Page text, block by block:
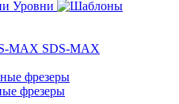
Уровни
SDS-MAX
фрезеры
фрезеры